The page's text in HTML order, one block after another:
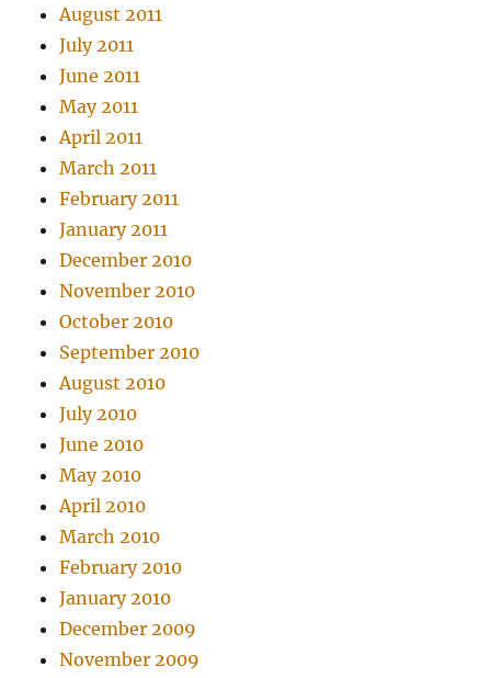
August 2011
July 2011
June 2011
May 2011
April 2011
March 2011
February 2011
January 2011
December 2010
November 2010
October 2010
September 2010
August 2010
July 2010
June 2010
May 2010
April 2010
March 2010
February 2010
January 2010
December 2009
November 2009